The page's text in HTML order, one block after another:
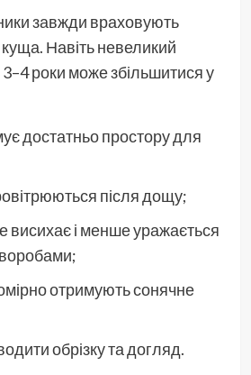
завжди враховують
Навіть невеликий
роки може збільшитися у
достатньо простору для
після дощу;
і менше уражається
отримують сонячне
обрізку та догляд.